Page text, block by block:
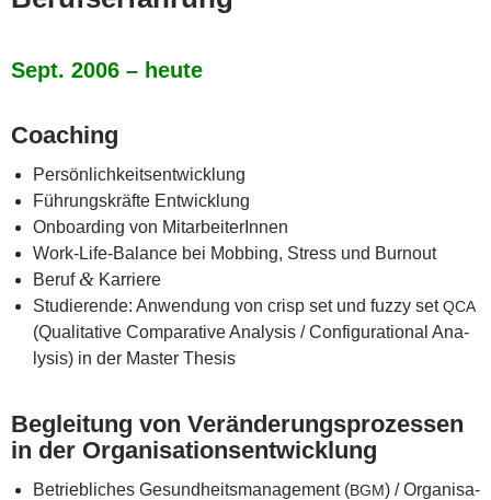
Sept. 2006 – heute
Coa­ching
Per­sön­lich­keits­ent­wick­lung
Füh­rungs­kräf­te Entwicklung
Onboar­ding von MitarbeiterInnen
Work-Life-Balan­ce bei Mob­bing, Stress und Burnout
Beruf& Karriere
Stu­die­ren­de: Anwen­dung von crisp set und fuz­zy setQCA
(Qua­li­ta­ti­ve Com­pa­ra­ti­ve Ana­ly­sis / Con­fi­gu­ra­tio­nal Ana­
ly­sis) in der Mas­ter Thesis
Beglei­tung von Ver­än­de­rungs­pro­zes­sen
in der Organisationsentwicklung
Betrieb­li­ches Gesund­heits­ma­nage­ment (BGM) / Orga­ni­sa­